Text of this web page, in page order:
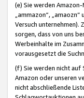
(e) Sie werden
„ammazon“,
Versuch unternehmen).
sorgen, dass von uns
Werbeinhalte im
vorausgesetzt die
(f) Sie werden nicht auf
Amazon oder unseren
nicht abschließende